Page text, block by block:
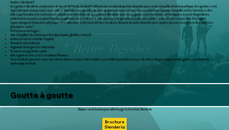
Gouttes Slenderiiz®
Les gouttes Slenderiiz, composées de Slenderiix™ et de Xceler8™, offrent une solution de gestion du poids puissante, naturelle et homéopathique. Ces gouttes sont
spécialement conçues pour vous aider à atteindre vos objectifs de perte de poids en réduisant la faim, en contrôlant l'appétit, en équilibrant les hormones clés
telles que l'insuline et le cortisol et en stimulant le métabolisme. Les gouttes Slenderiiz sont sans gluten, sans hormones et fabriquées à partir d'ingrédients
entièrement naturels, ce qui en fait un complément sûr et efficace à votre parcours de gestion du poids. Lorsqu'elles sont utilisées en parallèle d'un régime
hypocalorique et d'exercices physiques, les utilisateurs ont constaté des résultats de perte de poids deux fois plus rapides qu'avec un régime et des exercices
physiques seuls.*
Principaux avantages :
Aide à équilibrer les hormones (insuline, leptine, ghréline, cortisol)
Limiter la faim et contrôler l'appétit
Stimule le métabolisme
Augmente l'énergie et la motivation
Favorise une glycémie saine
Aide à gérer le stress et à stabiliser l'humeur
*Les résultats peuvent varier. Ces déclarations n'ont pas été évaluées par la FDA. Ce produit n'est pas destiné à diagnostiquer, traiter, guérir ou prévenir une
quelconque maladie.
Goutte à goutte
Cliquez sur le bouton pour télécharger la brochure Slenderiiz
Brochure
Slenderiiz